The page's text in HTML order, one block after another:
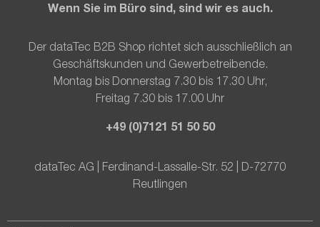
Wenn Sie im Büro sind, sind wir es auch.
Der dataTec B2B Shop richtet sich ausschließlich an
Geschäftskunden und Gewerbetreibende.
Montag bis Donnerstag 7.30 bis 17.30 Uhr,
Freitag 7.30 bis 17.00 Uhr
+49 (0)7121 51 50 50
dataTec AG | Ferdinand-Lassalle-Str. 52 | D-72770
Reutlingen